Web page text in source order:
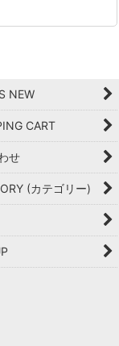
NEW
CART
せ
(カテゴリー)